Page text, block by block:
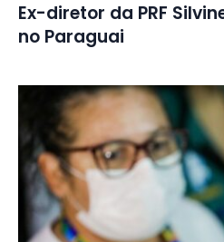
Ex-diretor da PRF
no Paraguai